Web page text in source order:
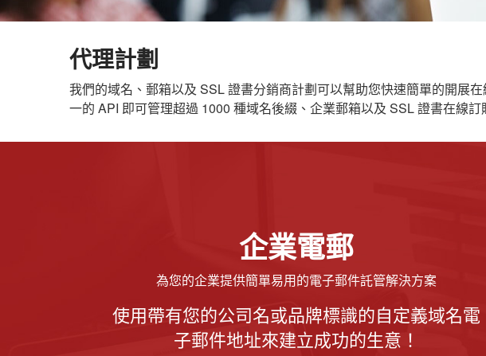
代理計劃
我們的域名、郵箱以及 SSL 證書分銷商計劃可以幫助您快速簡單的開展
一的 API 即可管理超過 1000 種域名後綴、企業郵箱以及 SSL 證書在線訂
企業電郵
為您的企業提供簡單易用的電子郵件託管解決方案
使用帶有您的公司名或品牌標識的自定義域名電
子郵件地址來建立成功的生意！